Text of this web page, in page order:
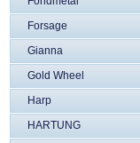
Forsage
Gianna
Gold Wheel
Harp
HARTUNG